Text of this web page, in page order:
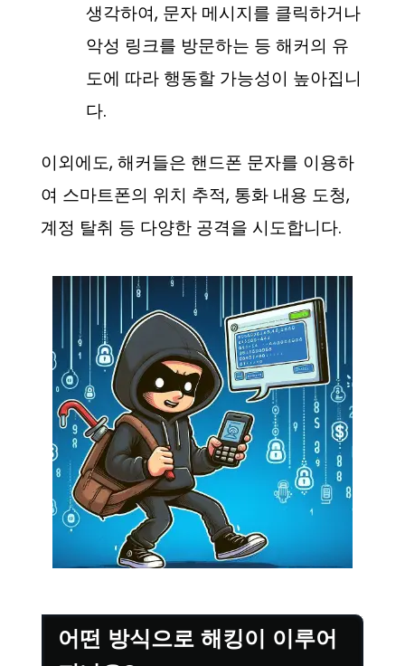
생각하여, 문자 메시지를 클릭하거나
악성 링크를 방문하는 등 해커의 유
도에 따라 행동할 가능성이 높아집니
다.
이외에도, 해커들은 핸드폰 문자를 이용하
여 스마트폰의 위치 추적, 통화 내용 도청,
계정 탈취 등 다양한 공격을 시도합니다.
어떤 방식으로 해킹이 이루어